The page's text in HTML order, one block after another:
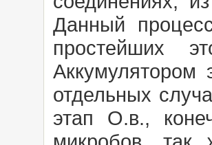
Данный
простейших
Аккумулятором
отдельных
этап О.в.,